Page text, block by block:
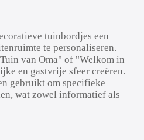
tuinbordjes een
te personaliseren.
van Oma" of "Welkom in
en gastvrije sfeer creëren.
gebruikt om specifieke
wat zowel informatief als